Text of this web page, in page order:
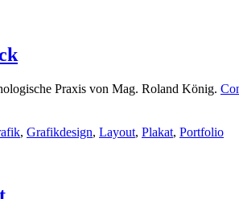
Praxis von Mag. Roland König.
, Grafikdesign, Layout, Plakat, Portfolio